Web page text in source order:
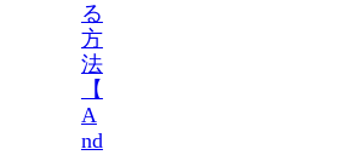
る
方
法
【
A
nd